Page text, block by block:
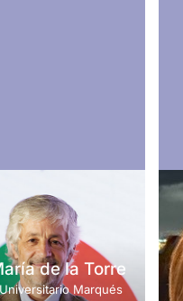
de la Torre
Marqués